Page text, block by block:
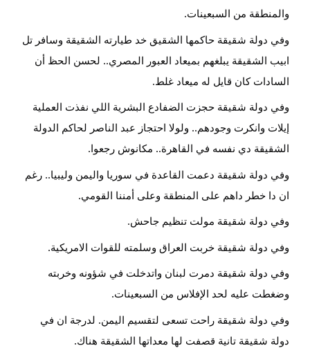
والمنطقة من السبعينات.
وفي دولة شقيقة حاكمها الشقيق خد طيارته الشقيقة وسافر تل
ابيب الشقيقة يبلغهم بميعاد العبور المصري.. لحسن الحظ أن
السادات كان قايل له ميعاد غلط.
وفي دولة شقيقة حجزت الضفادع البشرية اللي نفذت العملية
إيلات وانكرت وجودهم.. ولولا احتجاز عبد الناصر لحاكم الدولة
الشقيقة دي نفسه في القاهرة.. مكانوش رجعوا.
وفي دولة شقيقة دعمت القاعدة في سوريا واليمن وليبيا.. رغم
ان دا خطر داهم على المنطقة وعلى أمننا القومي.
وفي دولة شقيقة مولت تنظيم جاحش.
وفي دولة شقيقة خربت العراق وسلمته للقوات الامريكية.
وفي دولة شقيقة دمرت لبنان واتدخلت في شؤونه وخربته
وضغطت عليه لحد الإفلاس من السبعينات.
وفي دولة شقيقة راحت تسعى لتقسيم اليمن. لدرجة ان في
دولة شقيقة تانية قصفت لها معداتها الشقيقة هناك.